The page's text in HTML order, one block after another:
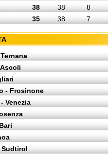
38 38
8
35 38 7
- Frosinone
Venezia
Sudtirol